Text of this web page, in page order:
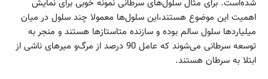
شده‌است. برای مثال سلول‌های سرطانی نمونه خوبی برای نمایش
اهمیت این موضوع هستند،‌این سلول‌ها معمولا چند سلول در میان
میلیاردها سلول سالم بوده و سازنده متاستازها هستند و منجر به
توسعه سرطانی می‌شوند که عامل 90 درصد از مرگ‌و میر‌های ناشی از
ابتلا به سرطان هستند.